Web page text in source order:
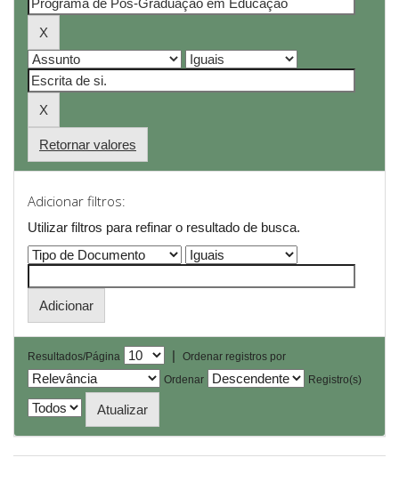
Retornar valores
Adicionar filtros:
Utilizar filtros para refinar o resultado de busca.
Resultados/Página |
Ordenar registros por
Ordenar
Registro(s)